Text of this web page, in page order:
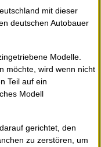
mit dieser
deutschen Autobauer
Modelle.
möchte, wird wenn nicht
Teil auf ein
Modell
gerichtet, den
zu zerstören, um